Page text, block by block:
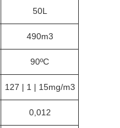
50L
490m3
90ºC
127 | 1 | 15mg/m3
0,012